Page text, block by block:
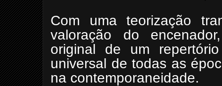
Com uma teorização
valoração do
original de um
universal de todas as
na contemporaneidade.